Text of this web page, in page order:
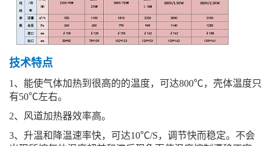
技术特点
1、能使气体加热到很高的的温度，可达800℃，壳体温度只
有50℃左右。
2、风道加热器效率高。
3、升温和降温速率快，可达10℃/S，调节快而稳定。不会